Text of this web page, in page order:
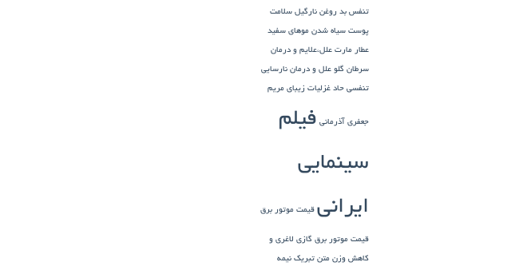
تنفس بد روغن نارگیل سلامت
پوست سیاه شدن موهای سفید
عطار مارت علل،علایم و درمان
سرطان گلو علل و درمان نارسایی
تنفسی حاد غزلیات زیبای مریم
جعفری آذرمانی فیلم
سینمایی
ایرانی قیمت موتور برق
قیمت موتور برق گازی لاغری و
کاهش وزن متن تبریک نیمه